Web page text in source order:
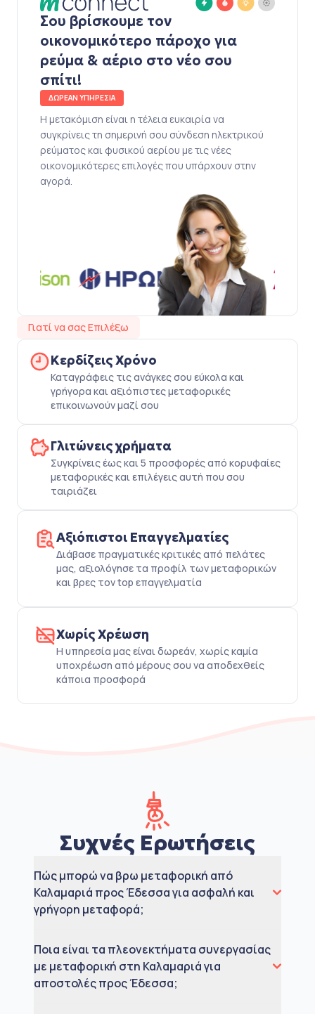
Σου βρίσκουμε τον
οικονομικότερο πάροχο για
ρεύμα & αέριο στο νέο σου
σπίτι!
ΔΩΡΕΑΝ ΥΠΗΡΕΣΙΑ
Η μετακόμιση είναι η τέλεια ευκαιρία να
συγκρίνεις τη σημερινή σου σύνδεση ηλεκτρικού
ρεύματος και φυσικού αερίου με τις νέες
οικονομικότερες επιλογές που υπάρχουν στην
αγορά.
Γιατί να σας Επιλέξω
Κερδίζεις Χρόνο
Καταγράφεις τις ανάγκες σου εύκολα και
γρήγορα και αξιόπιστες μεταφορικές
επικοινωνούν μαζί σου
Γλιτώνεις χρήματα
Συγκρίνεις έως και 5 προσφορές από κορυφαίες
μεταφορικές και επιλέγεις αυτή που σου
ταιριάζει
Αξιόπιστοι Επαγγελματίες
Διάβασε πραγματικές κριτικές από πελάτες
μας, αξιολόγησε τα προφίλ των μεταφορικών
και βρες τον top επαγγελματία
Χωρίς Χρέωση
Η υπηρεσία μας είναι δωρεάν, χωρίς καμία
υποχρέωση από μέρους σου να αποδεχθείς
κάποια προσφορά
Συχνές Ερωτήσεις
Πώς μπορώ να βρω μεταφορική από
Καλαμαριά προς Έδεσσα για ασφαλή και
γρήγορη μεταφορά;
Ποια είναι τα πλεονεκτήματα συνεργασίας
με μεταφορική στη Καλαμαριά για
αποστολές προς Έδεσσα;